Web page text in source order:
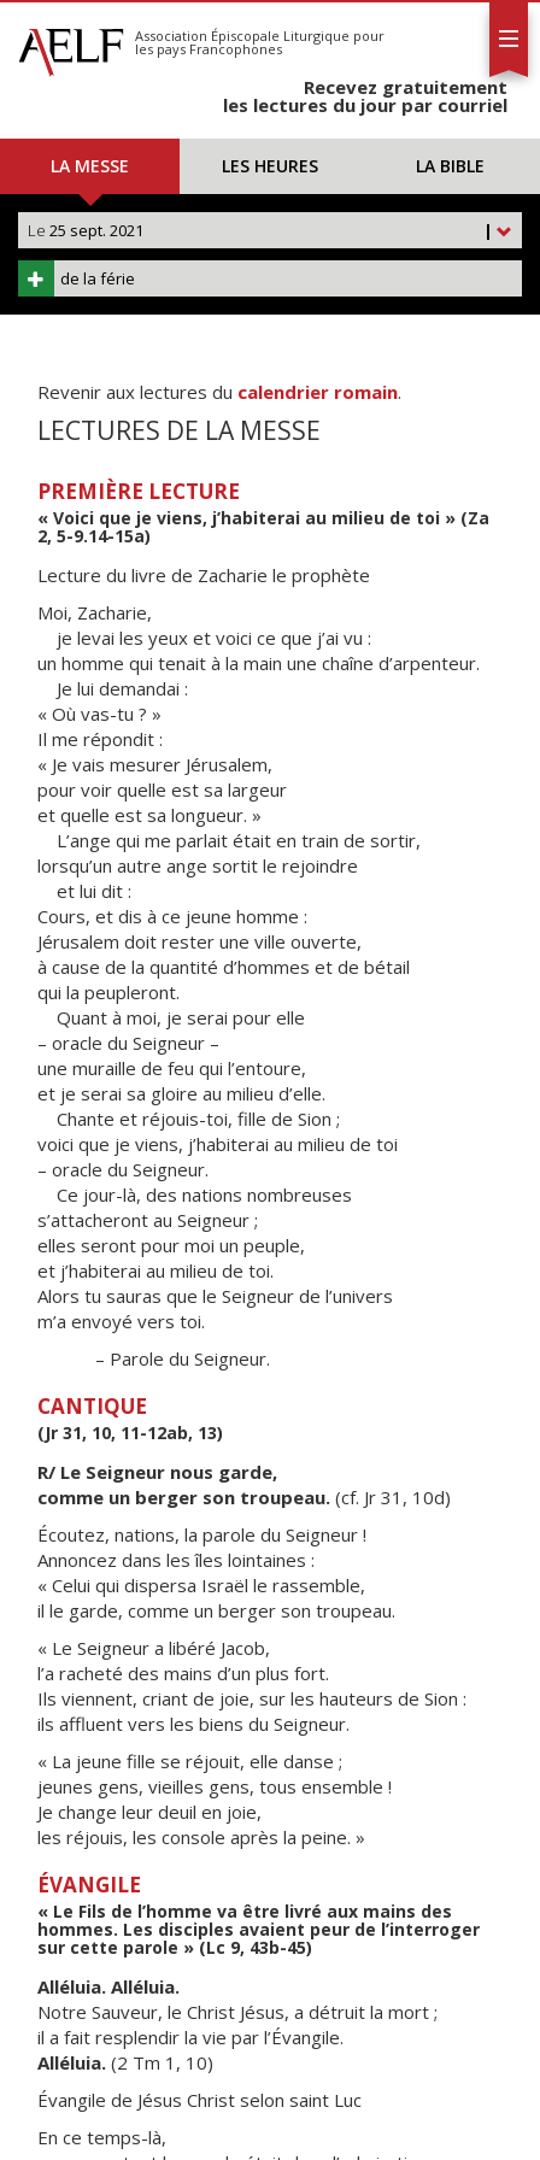
S'abonner
Calendrier
Association Épiscopale Liturgique pour
les pays Francophones
Recevez gratuitement
les lectures du jour par courriel
LA MESSE LES HEURES LA BIBLE
|
Le 25 sept. 2021
de la férie
Revenir aux lectures du calendrier romain.
LECTURES DE LA MESSE
PREMIÈRE LECTURE
« Voici que je viens, j’habiterai au milieu de toi » (Za
2, 5-9.14-15a)
Lecture du livre de Zacharie le prophète
Moi, Zacharie,
je levai les yeux et voici ce que j’ai vu :
un homme qui tenait à la main une chaîne d’arpenteur.
Je lui demandai :
« Où vas-tu ? »
Il me répondit :
« Je vais mesurer Jérusalem,
pour voir quelle est sa largeur
et quelle est sa longueur. »
L’ange qui me parlait était en train de sortir,
lorsqu’un autre ange sortit le rejoindre
et lui dit :
Cours, et dis à ce jeune homme :
Jérusalem doit rester une ville ouverte,
à cause de la quantité d’hommes et de bétail
qui la peupleront.
Quant à moi, je serai pour elle
– oracle du Seigneur –
une muraille de feu qui l’entoure,
et je serai sa gloire au milieu d’elle.
Chante et réjouis-toi, fille de Sion ;
voici que je viens, j’habiterai au milieu de toi
– oracle du Seigneur.
Ce jour-là, des nations nombreuses
s’attacheront au Seigneur ;
elles seront pour moi un peuple,
et j’habiterai au milieu de toi.
Alors tu sauras que le Seigneur de l’univers
m’a envoyé vers toi.
– Parole du Seigneur.
CANTIQUE
(Jr 31, 10, 11-12ab, 13)
R/ Le Seigneur nous garde,
comme un berger son troupeau. (cf. Jr 31, 10d)
Écoutez, nations, la parole du Seigneur !
Annoncez dans les îles lointaines :
« Celui qui dispersa Israël le rassemble,
il le garde, comme un berger son troupeau.
« Le Seigneur a libéré Jacob,
l’a racheté des mains d’un plus fort.
Ils viennent, criant de joie, sur les hauteurs de Sion :
ils affluent vers les biens du Seigneur.
« La jeune fille se réjouit, elle danse ;
jeunes gens, vieilles gens, tous ensemble !
Je change leur deuil en joie,
les réjouis, les console après la peine. »
ÉVANGILE
« Le Fils de l’homme va être livré aux mains des
hommes. Les disciples avaient peur de l’interroger
sur cette parole » (Lc 9, 43b-45)
Alléluia. Alléluia.
Notre Sauveur, le Christ Jésus, a détruit la mort ;
il a fait resplendir la vie par l’Évangile.
Alléluia. (2 Tm 1, 10)
Évangile de Jésus Christ selon saint Luc
En ce temps-là,